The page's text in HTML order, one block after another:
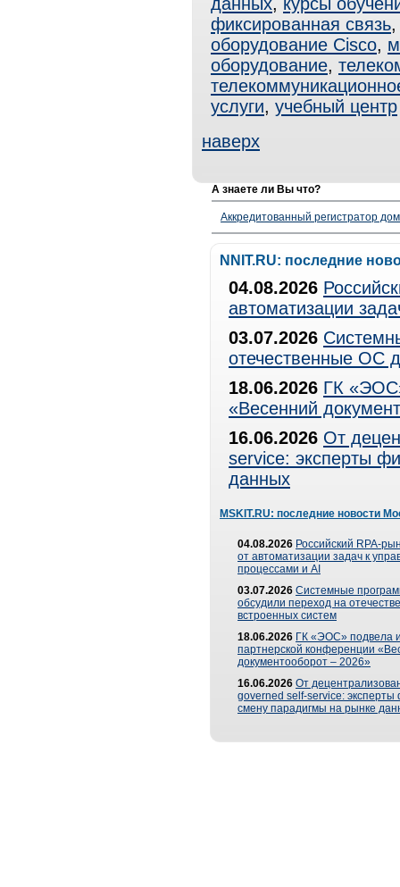
фиксированная связь
оборудование Cisco,
оборудование,
услуги, учебный центр
наверх
А знаете ли Вы что?
Аккредитованный регистратор
NNIT.RU: последние
04.08.2026
автоматизации
03.07.2026
отечественные ОС
18.06.2026 ГК
«Весенний
16.06.2026 От
service: эксперты
данных
MSKIT.RU: последние новости
04.08.2026 Российский RPA-
от автоматизации задач к
процессами и AI
03.07.2026 Системные
обсудили переход на
встроенных систем
18.06.2026 ГК «ЭОС» подвела
партнерской конференции
документооборот – 2026»
16.06.2026 От
governed self-service: эксперты
смену парадигмы на рынке